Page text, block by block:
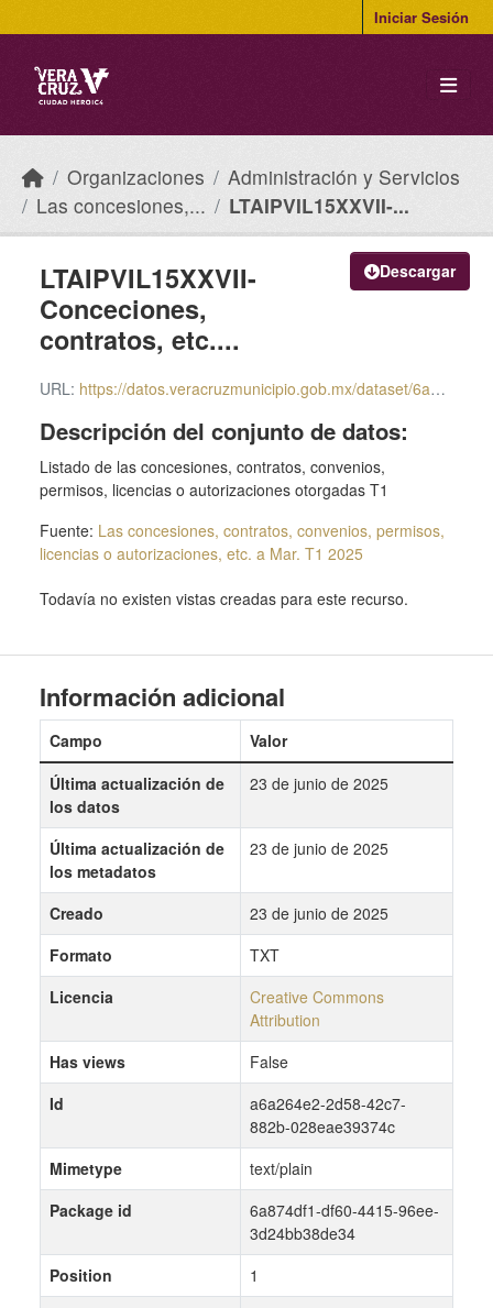
Iniciar Sesión
Organizaciones
Administración y Servicios
Las concesiones,...
LTAIPVIL15XXVII-...
Descargar
LTAIPVIL15XXVII-
Conceciones,
contratos, etc....
URL: https://datos.veracruzmunicipio.gob.mx/dataset/6a874df1-df60-4415-96ee-3d24bb38de34/resource/a6a264e2-2d58-42c7-882b-028eae39374c/download/ltaipvil15xxvii-conceciones-contratos-etc.-t1-2025.txt
Descripción del conjunto de datos:
Listado de las concesiones, contratos, convenios,
permisos, licencias o autorizaciones otorgadas T1
Fuente: Las concesiones, contratos, convenios, permisos,
licencias o autorizaciones, etc. a Mar. T1 2025
Todavía no existen vistas creadas para este recurso.
Información adicional
Campo
Valor
Última actualización de
los datos
23 de junio de 2025
Última actualización de
los metadatos
23 de junio de 2025
Creado
23 de junio de 2025
Formato
TXT
Licencia
Creative Commons
Attribution
Has views
False
Id
a6a264e2-2d58-42c7-
882b-028eae39374c
Mimetype
text/plain
Package id
6a874df1-df60-4415-96ee-
3d24bb38de34
Position
1